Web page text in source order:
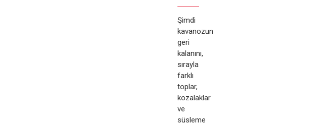
Şimdi
kavanozun
geri
kalanını,
sırayla
farklı
toplar,
kozalaklar
ve
süsleme